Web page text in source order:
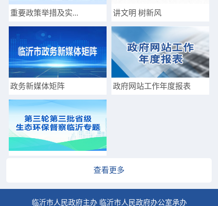
重要政策举措及实... 讲文明 树新风
政务新媒体矩阵 政府网站工作年度报表
查看更多
临沂市人民政府主办 临沂市人民政府办公室承办